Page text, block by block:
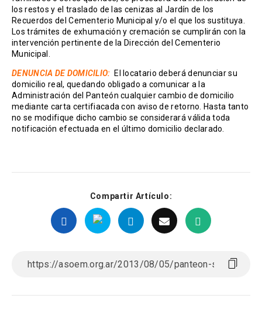
los restos y el traslado de las cenizas al Jardín de los
Recuerdos del Cementerio Municipal y/o el que los sustituya.
Los trámites de exhumación y cremación se cumplirán con la
intervención pertinente de la Dirección del Cementerio
Municipal.
DENUNCIA DE DOMICILIO: El locatario deberá denunciar su
domicilio real, quedando obligado a comunicar a la
Administración del Panteón cualquier cambio de domicilio
mediante carta certifiacada con aviso de retorno. Hasta tanto
no se modifique dicho cambio se considerará válida toda
notificación efectuada en el último domicilio declarado.
Compartir Artículo: